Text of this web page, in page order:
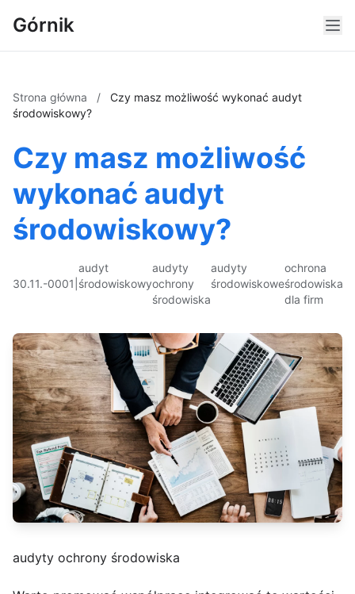
Górnik
Strona główna /
Czy masz możliwość wykonać audyt
środowiskowy?
Czy masz możliwość
wykonać audyt
środowiskowy?
30.11.-0001
audyt
środowiskowy
audyty
ochrony
środowiska
audyty
środowiskowe
ochrona
środowiska
dla firm
audyty ochrony środowiska